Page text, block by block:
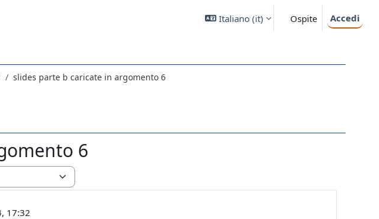
Italiano ‎(it)‎ Ospite Accedi
slides parte b caricate in argomento 6
6
17:32